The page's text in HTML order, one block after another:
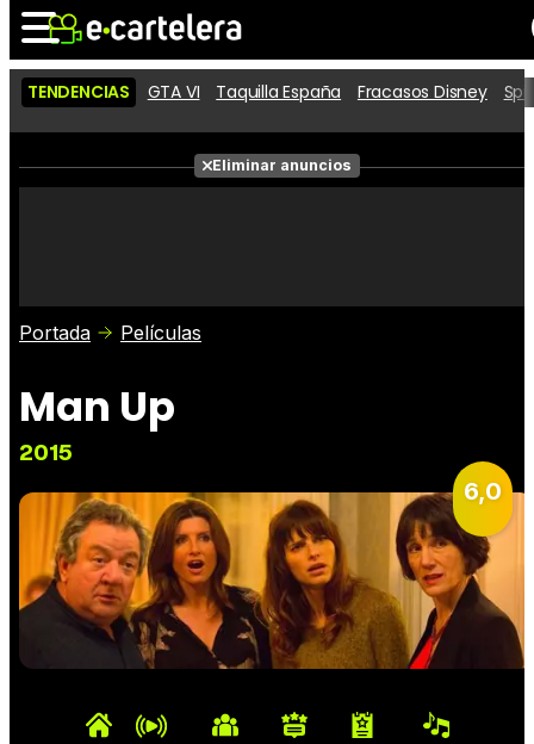
Noticias Cartelera
Películas
Críticas
TENDENCIAS GTA VI Taquilla España Fracasos Disney
Eliminar anuncios
Portada Películas
Man Up
2015
6,0